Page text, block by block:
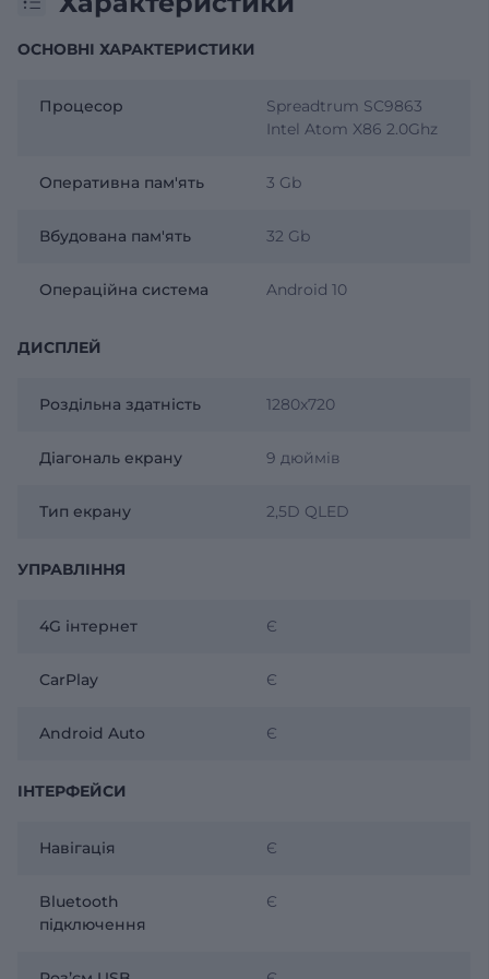
ОСНОВНІ ХАРАКТЕРИСТИКИ
Процесор
Spreadtrum SC9863
Intel Atom X86 2.0Ghz
Оперативна пам'ять 3 Gb
Вбудована пам'ять 32 Gb
Операційна система Android 10
ДИСПЛЕЙ
Роздільна здатність 1280x720
Діагональ екрану 9 дюймів
Тип екрану 2,5D QLED
УПРАВЛІННЯ
4G інтернет Є
CarPlay Є
Android Auto Є
ІНТЕРФЕЙСИ
Навігація Є
Bluetooth
підключення
Є